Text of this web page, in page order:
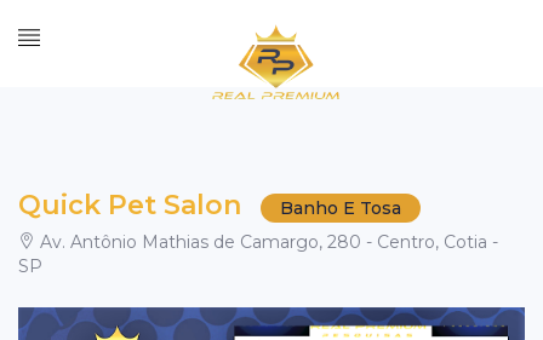
Quick Pet Salon
Banho E Tosa
Av. Antônio Mathias de Camargo, 280 - Centro, Cotia -
SP